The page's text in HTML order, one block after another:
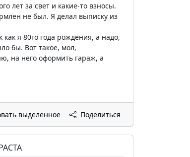
лет за свет и какие-то взносы.
не был. Я делал выписку из
я 80го года рождения, а надо,
бы. Вот такое, мол,
на него оформить гараж, а
выделенное Поделиться